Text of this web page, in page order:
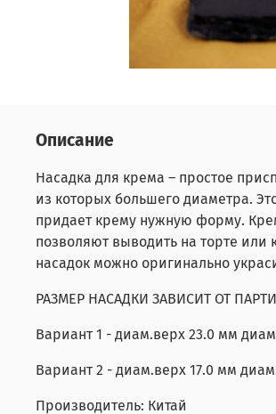
Описание
Насадка для крема – простое
из которых большего диаметра.
придает крему нужную форму.
позволяют выводить на торте
насадок можно оригинально
РАЗМЕР НАСАДКИ ЗАВИСИТ ОТ
Вариант 1 - диам.верх 23.0 мм
Вариант 2 - диам.верх 17.0 мм
Производитель: Китай